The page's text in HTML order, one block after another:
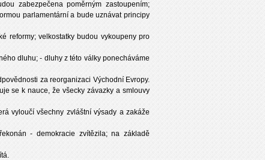
zabezpečena poměrným zastoupením;
parlamentární a bude uznávat principy
reformy; velkostatky budou vykoupeny pro
dluhu; - dluhy z této války ponecháváme
za reorganizaci Východní Evropy.
se k nauce, že všecky závazky a smlouvy
vyloučí všechny zvláštní výsady a zakáže
- demokracie zvítězila; na základě